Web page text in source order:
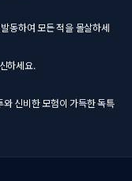
동하여 모든 적을 몰살하세
하세요.
신비한 모험이 가득한 독특